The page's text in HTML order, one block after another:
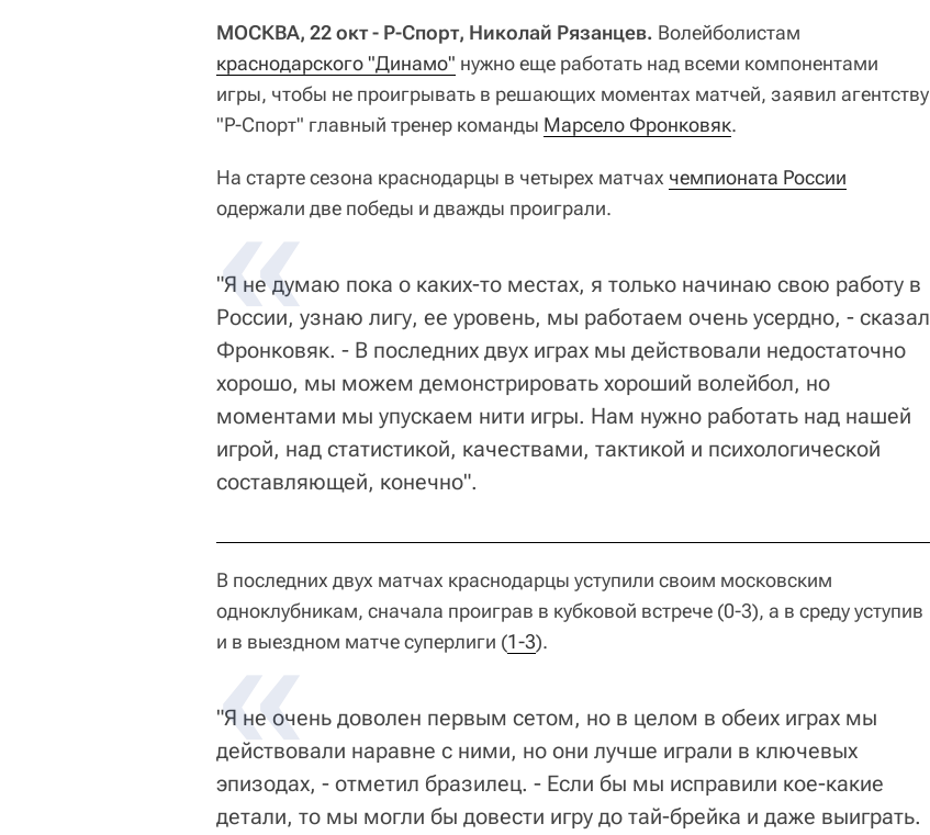
МОСКВА, 22 окт - Р-Спорт, Николай Рязанцев. Волейболистам
краснодарского "Динамо" нужно еще работать над всеми компонентами
игры, чтобы не проигрывать в решающих моментах матчей, заявил агентству
"Р-Спорт" главный тренер команды Марсело Фронковяк.
На старте сезона краснодарцы в четырех матчах чемпионата России
одержали две победы и дважды проиграли.
"Я не думаю пока о каких-то местах, я только начинаю свою работу в
России, узнаю лигу, ее уровень, мы работаем очень усердно, - сказал
Фронковяк. - В последних двух играх мы действовали недостаточно
хорошо, мы можем демонстрировать хороший волейбол, но
моментами мы упускаем нити игры. Нам нужно работать над нашей
игрой, над статистикой, качествами, тактикой и психологической
составляющей, конечно".
В последних двух матчах краснодарцы уступили своим московским
одноклубникам, сначала проиграв в кубковой встрече (0-3), а в среду уступив
и в выездном матче суперлиги (1-3).
"Я не очень доволен первым сетом, но в целом в обеих играх мы
действовали наравне с ними, но они лучше играли в ключевых
эпизодах, - отметил бразилец. - Если бы мы исправили кое-какие
детали, то мы могли бы довести игру до тай-брейка и даже выиграть.